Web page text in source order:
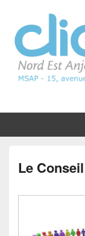
CLIC
Le